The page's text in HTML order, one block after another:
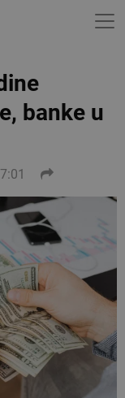
banke u